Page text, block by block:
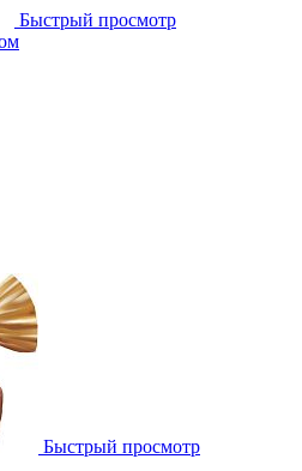
Быстрый просмотр
Быстрый просмотр